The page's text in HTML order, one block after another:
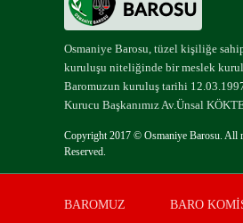
Osmaniye Barosu, tüzel kişiliğe
kuruluşu niteliğinde bir meslek
Baromuzun kuruluş tarihi
Kurucu Başkanımız Av.Ünsal
Copyright 2017 © Osmaniye Barosu. All
Reserved.
BAROMUZ BARO